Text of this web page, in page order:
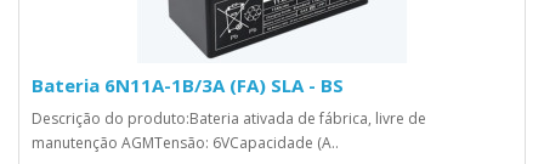
Bateria 6N11A-1B/3A (FA) SLA - BS
Descrição do produto:Bateria ativada de fábrica, livre de
manutenção AGMTensão: 6VCapacidade (A..